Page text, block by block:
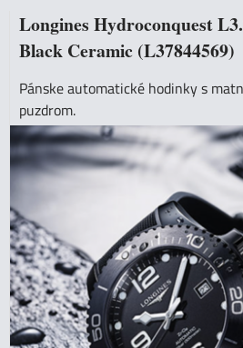
Longines Hydroconquest
Black Ceramic (L37844569)
Pánske automatické hodinky s
puzdrom.